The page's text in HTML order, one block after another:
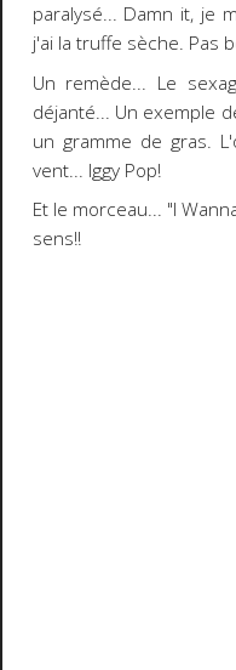
paralysé... Damn it, je
j'ai la truffe sèche. Pas
Un remède... Le
déjanté... Un exemple
un gramme de gras.
vent... Iggy Pop!
Et le morceau... "I
sens!!